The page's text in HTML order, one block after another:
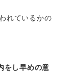
れているかの
をし早めの意